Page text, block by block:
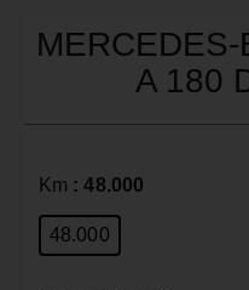
A 180
Km : 48.000
48.000